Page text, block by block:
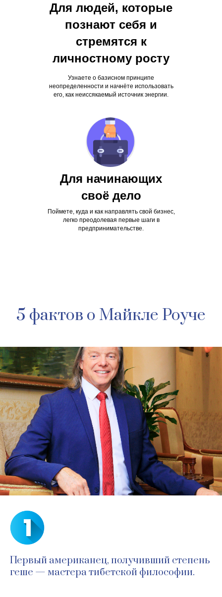
Для людей, которые
познают себя и
стремятся к
личностному росту
Для начинающих
своё дело
Поймете, куда и как направлять свой бизнес,
легко преодолевая первые шаги в
предпринимательстве.
Узнаете о базисном принципе
неопределенности и начнёте использовать
его, как неиссякаемый источник энергии.
5 фактов о Майкле Роуче
Первый американец, получивший степень
геше — мастера тибетской философии.